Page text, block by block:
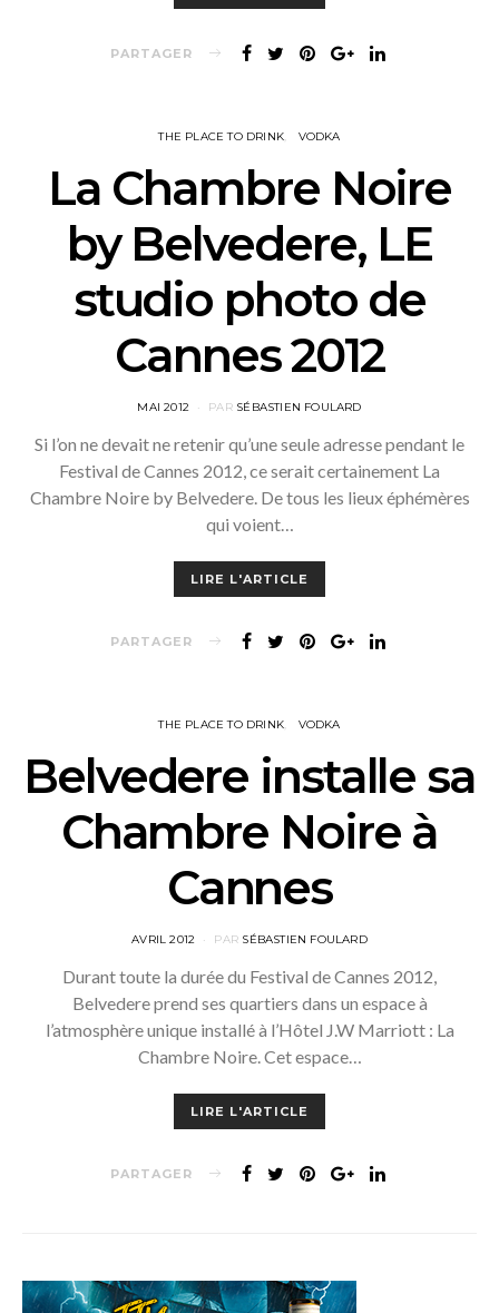
PARTAGER
THE PLACE TO DRINK VODKA
La Chambre Noire
by Belvedere, LE
studio photo de
Cannes 2012
POSTED
MAI 2012 PAR SÉBASTIEN FOULARD
Si l’on ne devait ne retenir qu’une seule adresse pendant le
Festival de Cannes 2012, ce serait certainement La
Chambre Noire by Belvedere. De tous les lieux éphémères
qui voient…
LIRE L'ARTICLE
PARTAGER
THE PLACE TO DRINK VODKA
Belvedere installe sa
Chambre Noire à
Cannes
POSTED
AVRIL 2012 PAR SÉBASTIEN FOULARD
Durant toute la durée du Festival de Cannes 2012,
Belvedere prend ses quartiers dans un espace à
l’atmosphère unique installé à l’Hôtel J.W Marriott : La
Chambre Noire. Cet espace…
LIRE L'ARTICLE
PARTAGER